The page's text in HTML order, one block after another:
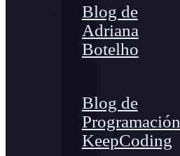
Blog de
Adriana
Botelho
Blog de
Programación
KeepCoding